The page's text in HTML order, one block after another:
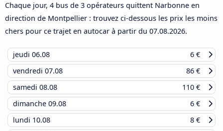
Chaque jour, 4 bus de 3 opérateurs quittent Narbonne en
direction de Montpellier : trouvez ci-dessous les prix les moins
chers pour ce trajet en autocar à partir du 07.08.2026.
jeudi 06.08
6 €
vendredi 07.08
86 €
samedi 08.08
110 €
dimanche 09.08
6 €
lundi 10.08
8 €